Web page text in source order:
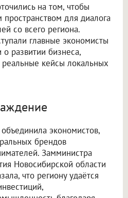
на том, чтобы
для диалога
со всего региона.
главные экономисты
развитии бизнеса,
кейсы локальных
экономистов,
брендов
Замминистра
Новосибирской области
что региону удаётся